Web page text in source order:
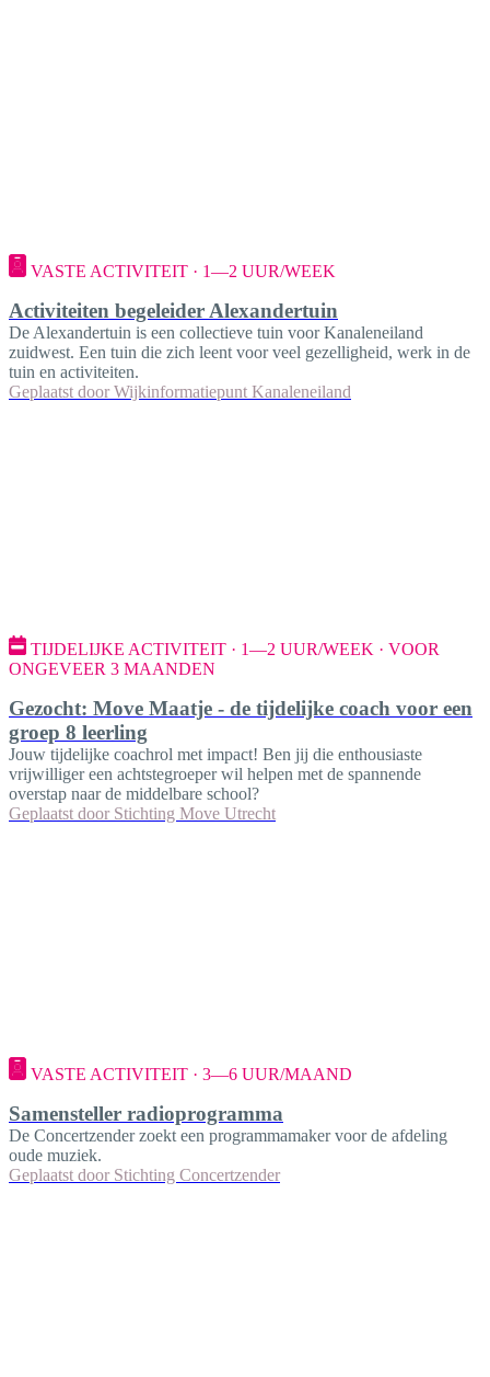
VASTE ACTIVITEIT · 1—2 UUR/WEEK
Activiteiten begeleider Alexandertuin
De Alexandertuin is een collectieve tuin voor Kanaleneiland
zuidwest. Een tuin die zich leent voor veel gezelligheid, werk in de
tuin en activiteiten.
Geplaatst door Wijkinformatiepunt Kanaleneiland
TIJDELIJKE ACTIVITEIT · 1—2 UUR/WEEK · VOOR
ONGEVEER 3 MAANDEN
Gezocht: Move Maatje - de tijdelijke coach voor een
groep 8 leerling
Jouw tijdelijke coachrol met impact! Ben jij die enthousiaste
vrijwilliger een achtstegroeper wil helpen met de spannende
overstap naar de middelbare school?
Geplaatst door Stichting Move Utrecht
VASTE ACTIVITEIT · 3—6 UUR/MAAND
Samensteller radioprogramma
De Concertzender zoekt een programmamaker voor de afdeling
oude muziek.
Geplaatst door Stichting Concertzender